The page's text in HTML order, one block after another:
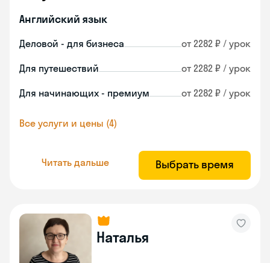
Английский язык
Деловой - для бизнеса от 2282 ₽ / урок
Для путешествий от 2282 ₽ / урок
Для начинающих - премиум от 2282 ₽ / урок
Все услуги и цены (4)
Читать дальше Выбрать время
Наталья